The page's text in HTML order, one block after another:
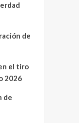
de
el tiro
2026
de